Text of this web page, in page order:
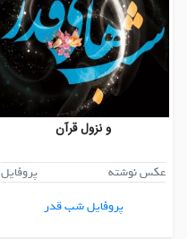
و نزول قرآن
عکس نوشته
پروفایل
پروفایل شب قدر